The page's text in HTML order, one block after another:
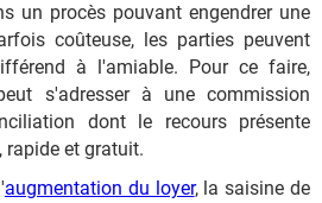
un procès pouvant engendrer une
coûteuse, les parties peuvent
à l'amiable. Pour ce faire,
s'adresser à une commission
dont le recours présente
rapide et gratuit.
augmentation du loyer, la saisine de